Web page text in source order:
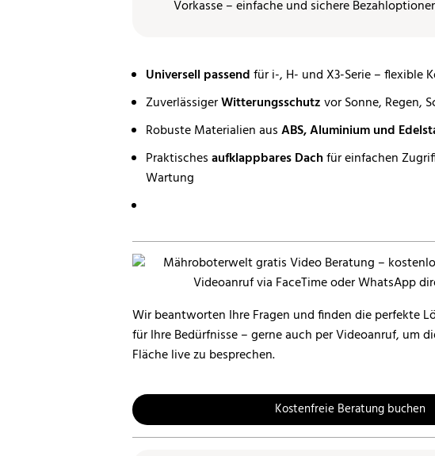
Universell passendfür i-, H- und X3-Serie – flexible
ZuverlässigerWitterungsschutzvor Sonne, Regen,
Robuste Materialien ausABS, Aluminium und
Praktischesaufklappbares Dachfür einfachen
Wartung
Wir beantworten Ihre Fragen und finden die perfekte
für Ihre Bedürfnisse – gerne auch per Videoanruf, um
Fläche live zu besprechen.
Kostenfreie Beratung buchen